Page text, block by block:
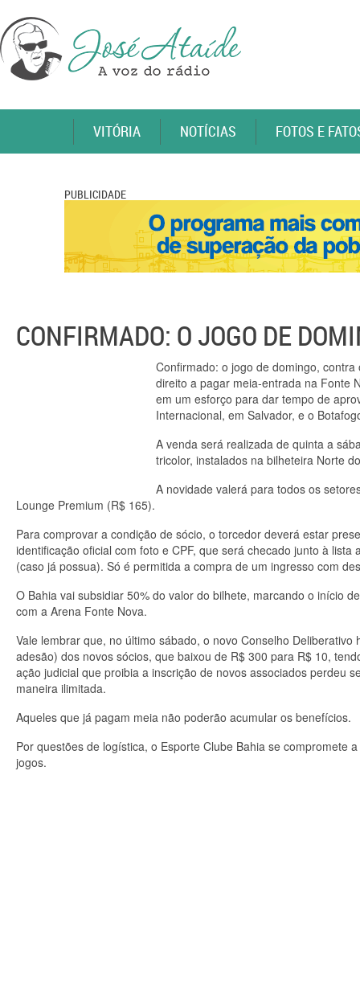
VITÓRIA NOTÍCIAS FOTOS E
PUBLICIDADE
CONFIRMADO: O JOGO DE
Confirmado: o jogo de domingo,
direito a pagar meia-entrada na Fonte
em um esforço para dar tempo de
Internacional, em Salvador, e o
A venda será realizada de quinta a
tricolor, instalados na bilheteira Norte
A novidade valerá para todos os
Lounge Premium (R$ 165).
Para comprovar a condição de sócio, o torcedor deverá estar
identificação oficial com foto e CPF, que será checado junto à
(caso já possua). Só é permitida a compra de um ingresso com
O Bahia vai subsidiar 50% do valor do bilhete, marcando o início
com a Arena Fonte Nova.
Vale lembrar que, no último sábado, o novo Conselho
adesão) dos novos sócios, que baixou de R$ 300 para R$ 10,
ação judicial que proibia a inscrição de novos associados perdeu
maneira ilimitada.
Aqueles que já pagam meia não poderão acumular os benefícios.
Por questões de logística, o Esporte Clube Bahia se compromete
jogos.